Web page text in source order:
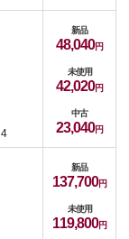
新品
48,040
未使用
42,020
中古
23,040
新品
137,700
未使用
119,800